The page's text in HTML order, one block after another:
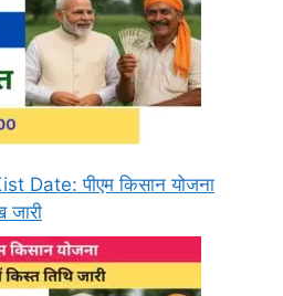
Date: पीएम किसान योजना
जारी